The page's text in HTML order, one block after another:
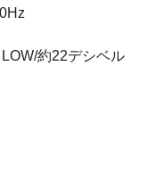
約22デシベル